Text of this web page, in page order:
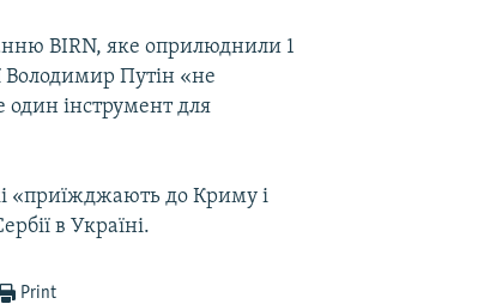
BIRN, яке оприлюднили 1
Володимир Путін «не
один інструмент для
«приїжджають до Криму і
в Україні.
Print